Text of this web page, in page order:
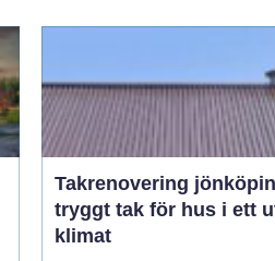
Takrenovering
tryggt tak för hus i ett
klimat